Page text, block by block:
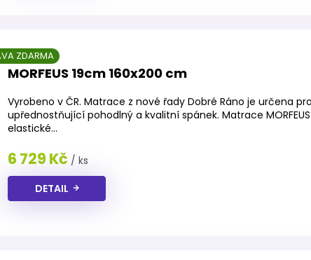
MORFEUS 19cm 160x200 cm
ZDARMA
Vyrobeno v ČR. Matrace z nové řady Dobré Ráno je určena
upřednostňující pohodlný a kvalitní spánek. Matrace MORFEUS
elastické...
6 729 Kč / ks
DETAIL